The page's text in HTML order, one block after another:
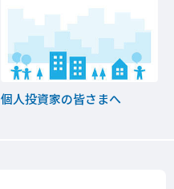
個人投資家の皆さまへ